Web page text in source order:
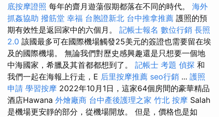
底按摩證照 每年的齋月遊蕩假期都落在不同的時代。 海外
抓姦協助 撥筋堂 幸福 台胞證新北 台中推拿推薦 護照的預
期有效性是返回家中的六個月。 記帳士報名 數位行銷 長照
2.0 該國最多可在國際機場觸發25美元的簽證也需要留在埃
及的國際機場。 無論我們對歷史感興趣還是只想要一個地
中海國家，希臘及其首都都想到了。 記帳士 考題 偵探 和
我們一起在海報上行走，E 后里按摩推薦 seo行銷 ... 護照
申請 學習按摩 2022年10月1日，這家64個房間的豪華精品
酒店Hawana 外燴廠商 台中產後護理之家 竹北 按摩 Salah
是機場更安靜的部分，從機場開放。 但是，價格也是如